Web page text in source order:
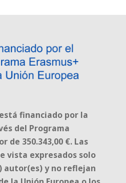
está financiado por la
del Programa
de 350.343,00 €. Las
vista expresados solo
autor(es) y no reflejan